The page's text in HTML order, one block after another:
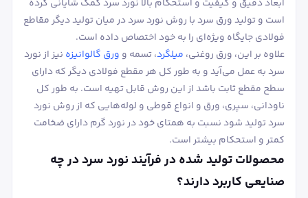
ابعاد دقیق و کیفیت و استحکام بالا نورد سرد کمک شایانی کرده
است و تولید ورق سرد با روش نورد سرد در میان تولید دیگر مقاطع
فولادی جایگاه ویژه‌ای را به خود اختصاص داده است.
علاوه بر این، ورق روغنی، میلگرد، تسمه و ورق گالوانیزه نیز از نورد
سرد به عمل می‌آید و به طور کل هر مقطع فولادی دیگر که دارای
سطح مقطع ثابت باشد از این روش قابل تهیه است. به طور کل
ناودانی، سپری، ورق و انواع قوطی و لوله‌هایی که از روش نورد
سرد تولید شود نسبت به همتای خود در نورد گرم دارای ضخامت
کمتر و استحکام بیشتر است.
محصولات تولید شده در فرآیند نورد سرد در چه
صنایعی کاربرد دارند؟